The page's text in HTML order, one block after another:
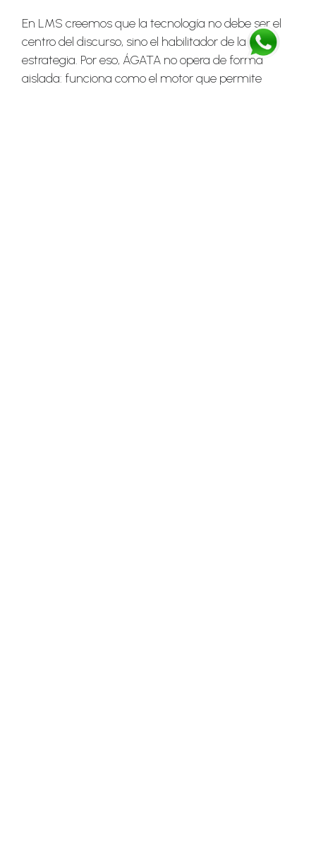
En LMS creemos que la tecnología no debe ser el
centro del discurso, sino el habilitador de la
estrategia. Por eso, ÁGATA no opera de forma
aislada: funciona como el motor que permite